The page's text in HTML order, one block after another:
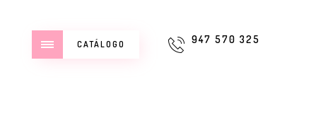
CATÁLOGO 947 570 325